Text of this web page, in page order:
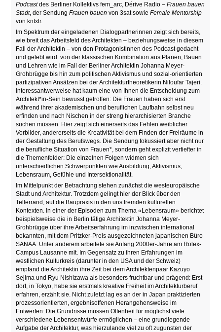
Podcastdes Berliner Kollektivs fem_arc, Dérive Radio –Frauen bauen
Stadt, der SendungFrauen bauen von 3sat sowieFemale Mentorship
von kntxtr.
Im Spektrum der eingeladenen Dialogpartnerinnen zeigt sich bereits,
wie breit das Arbeitsfeld des Architekten – beziehungsweise in diesem
Fall der Architektin – von den Protagonistinnen des Podcast gedacht
und gelebt wird: von der klassischen Kombination aus Planen, Bauen
und Lehren wie im Fall der Berliner Architektin Johanna Meyer-
Grohbrügge bis hin zum politischen Aktivismus und sozial-orientierten
partizipativen Ansätzen bei der Architekturtheoretikerin Niloufar Tajeri.
Interessantwerweise hat kaum eine von Ihnen die Entscheidung zum
Architekt*in-Sein bewusst getroffen: Die Frauen haben sich erst
während ihrer akademischen und beruflichen Laufbahn selbst neu
erfinden und nach Nischen in der streng hierarchisierten Branche
suchen müssen. Hier zeigt sich einerseits das Fehlen weiblicher
Vorbilder, andererseits die Kreativität bei dem Finden der Freiräume in
der Gestaltung des Berufswegs. Die Sendung fokussiert aber nicht nur
die berufliche Situation von Frauen*, sondern geht explizit vertiefter in
die Themenfelder: Die einzelnen Folgen widmen sich
unterschiedlichen Schwerpunkten wie Ausbildung, Aktivismus,
Lebensraum, Gefühle und Intersektionalität.
Im Mittelpunkt der Betrachtung stehen zunächst die westeuropäische
Stadt und Architektur. Trotzdem gelingt hier der Blick über den
Tellerrand, auf die Baupraxis in den uns fremden kulturellen
Kontexten. In einer der Episoden zum Thema «Lebensraum» berichtet
beispielsweise die in Berlin tätige Architektin Johanna Meyer-
Grohbrügge über ihre Arbeitserfahrung im inzwischen international
bekannten, mit dem Pritzker-Preis ausgezeichneten japanischen Büro
SANAA. Unter anderem arbeitete sie Anfang 2000er-Jahre am Rolex-
Campus Lausanne mit. Im Gegensatz zu ihren Erfahrungen im
westlichen Kulturkreis (darunter in den USA und der Schweiz)
empfand die Architektin ihre Zeit bei dem Architektenpaar Kazuyo
Sejima und Ryu Nishizawa als besonders fruchtbar und prägend: Erst
dort, in Tokyo, habe sie erstmals kreative Freiheit im Architekturberuf
erfahren, erzählt sie. Nicht zuletzt lag es an der in Japan praktizierten
prozessorientierten, ergebnisoffenen Herangehensweise im
Entwerfen: Die Grundrisse müssen Offenheit für möglichst viele
verschiedene Lebensentwürfe ermöglichen – eine grundlegende
Aufgabe der Architektur, was hierzulande viel zu oft zugunsten der